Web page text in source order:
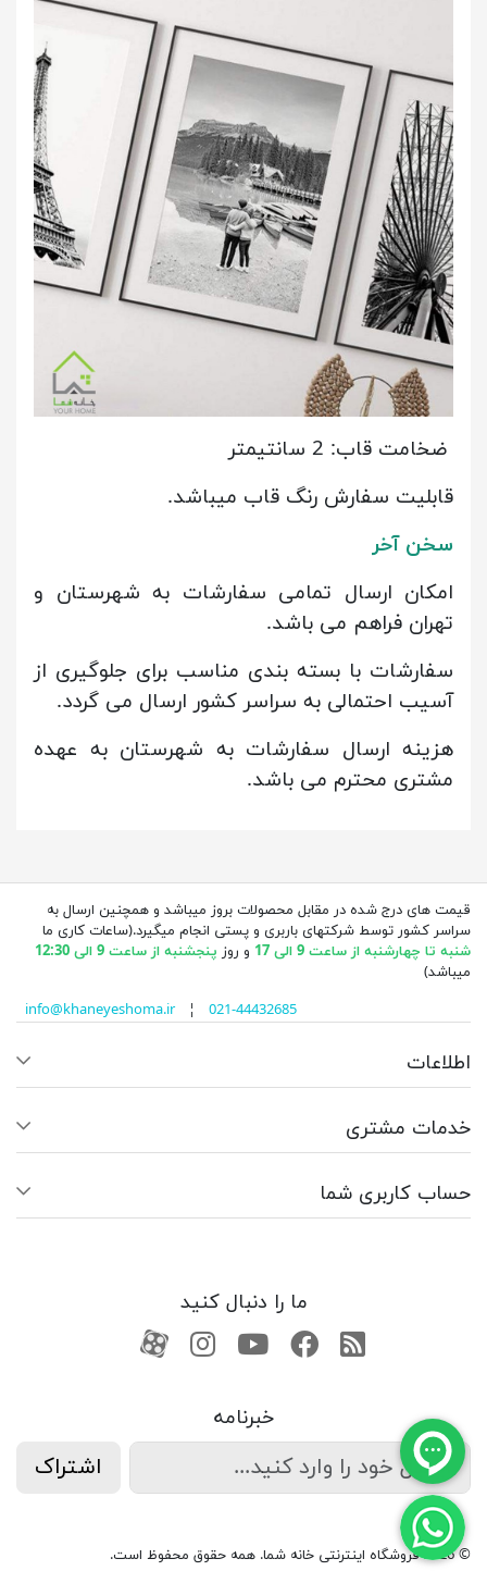
ضخامت قاب: 2 سانتیمتر
قابلیت سفارش رنگ قاب میباشد.
سخن آخر
امکان ارسال تمامی سفارشات به شهرستان و
تهران فراهم می باشد.
سفارشات با بسته بندی مناسب برای جلوگیری از
آسیب احتمالی به سراسر کشور ارسال می گردد.
هزینه ارسال سفارشات به شهرستان به عهده
مشتری محترم می باشد.
قیمت های درج شده در مقابل محصولات بروز میباشد و همچنین ارسال به
سراسر کشور توسط شرکتهای باربری و پستی انجام میگیرد.(ساعات کاری ما
شنبه تا چهارشنبه از ساعت 9 الی 17
و روز پنجشنبه از ساعت 9 الی 12:30
میباشد)
info@khaneyeshoma.ir¦ 021-44432685
اطلاعات
خدمات مشتری
حساب کاربری شما
ما را دنبال کنید
RSSفیسبوکیوتیوبکانال آپارات
کانال آپارات
خبرنامه
اشتراک
© 2026 فروشگاه اینترنتی خانه شما. همه حقوق محفوظ است.